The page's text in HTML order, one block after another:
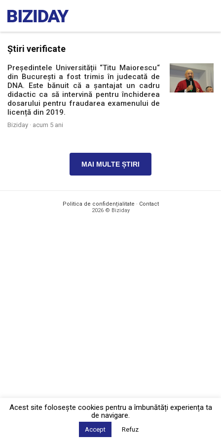
Știri verificate
Președintele Universității “Titu Maiorescu“
din București a fost trimis în judecată de
DNA. Este bănuit că a șantajat un cadru
didactic ca să intervină pentru închiderea
dosarului pentru fraudarea examenului de
licență din 2019.
Biziday · acum 5 ani
MAI MULTE ȘTIRI
Politica de confidențialitate · Contact
2026 © Biziday
Acest site foloseşte cookies pentru a îmbunătăți experiența ta
de navigare.
Accept Refuz